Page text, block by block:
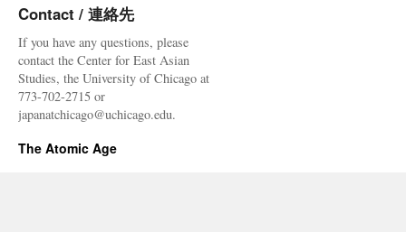
Contact / 連絡先
If you have any questions, please
contact the Center for East Asian
Studies, the University of Chicago at
773-702-2715 or
japanatchicago@uchicago.edu.
The Atomic Age